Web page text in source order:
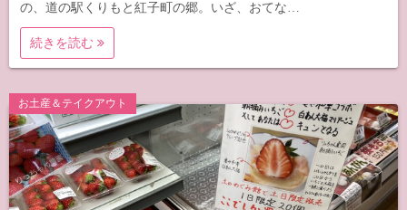
の、道の駅くりもと紅子町の郷。いざ、おてな…
続きを読む
お土産＆テイクアウト